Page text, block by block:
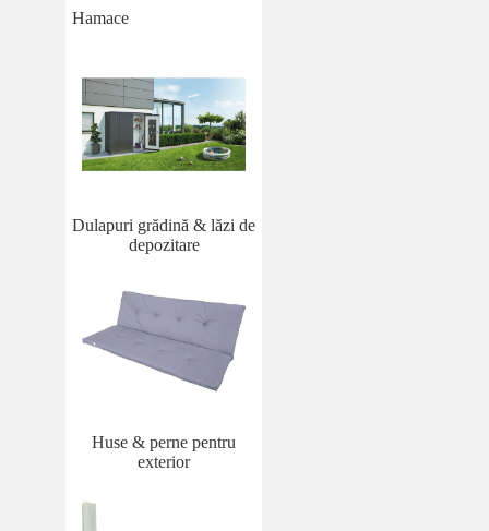
Hamace
Dulapuri grădină & lăzi de
depozitare
Huse & perne pentru
exterior